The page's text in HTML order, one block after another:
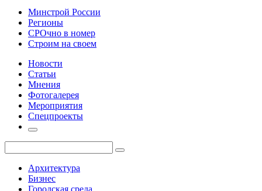
Минстрой России
Регионы
СРОчно в номер
Строим на своем
Новости
Статьи
Мнения
Фотогалерея
Мероприятия
Спецпроекты
Архитектура
Бизнес
Городская среда